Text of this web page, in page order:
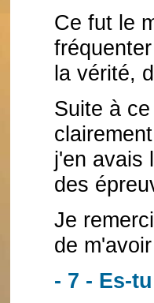
Ce fut le
la vérité,
Suite à
j'en avais
des
Je
de
- 7 - Es-